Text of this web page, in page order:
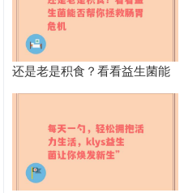
还是老是积食？看看益生菌能
否帮你拯救肠胃危机